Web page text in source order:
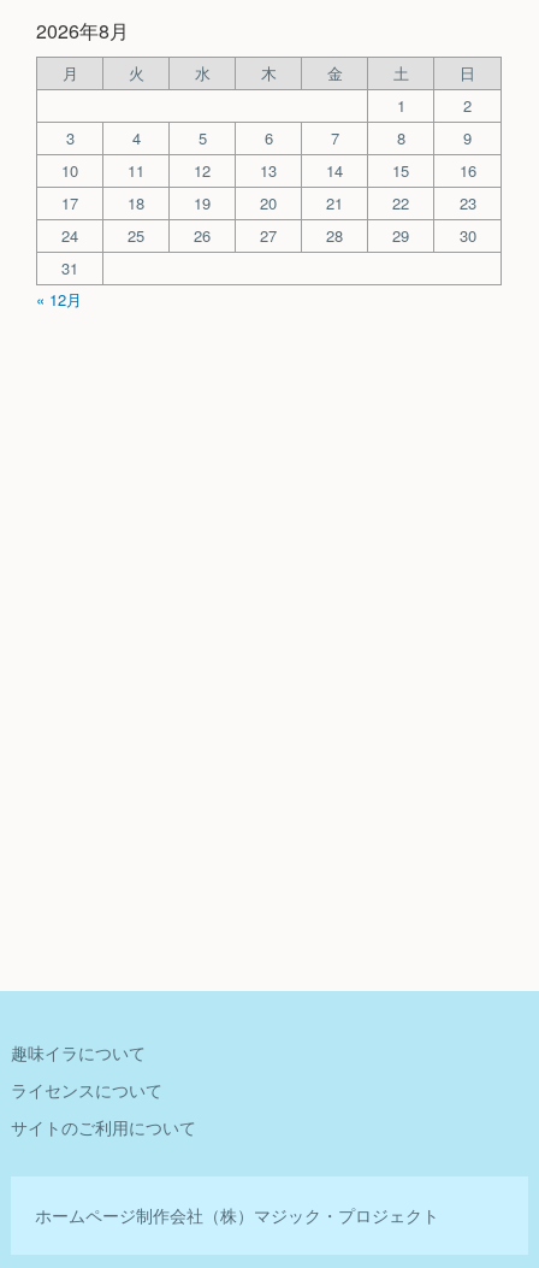
2026年8月
月 火 水 木 金 土
日
1
2
3
4 5 6 7 8
9
10
11 12 13 14 15
16
17
18 19 20 21 22
23
24
25 26 27 28 29
30
31
« 12月
趣味イラについて
ライセンスについて
サイトのご利用について
ホームページ制作会社 （株）マジック・プロジェクト